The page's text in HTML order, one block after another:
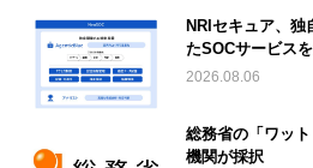
NRIセキュア、独
たSOCサービス
2026.08.06
総務省の「ワッ
機関が採択